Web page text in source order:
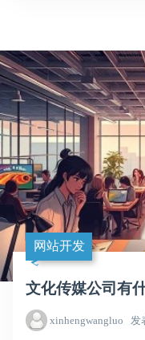
网站开发
文化传媒公司有
xinhengwangluo 发